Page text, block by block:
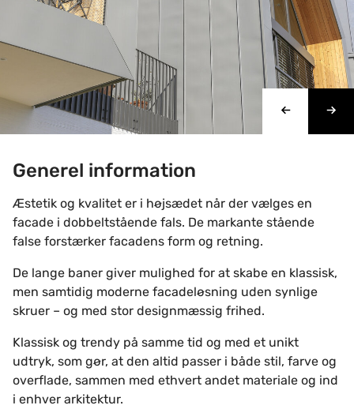
Generel information
Æstetik og kvalitet er i højsædet når der vælges en
facade i dobbeltstående fals. De markante stående
false forstærker facadens form og retning.
De lange baner giver mulighed for at skabe en klassisk,
men samtidig moderne facadeløsning uden synlige
skruer – og med stor designmæssig frihed.
Klassisk og trendy på samme tid og med et unikt
udtryk, som gør, at den altid passer i både stil, farve og
overflade, sammen med ethvert andet materiale og ind
i enhver arkitektur.